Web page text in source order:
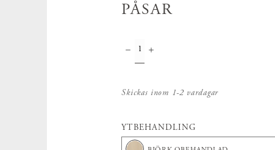
PÅSAR
Skickas inom 1-2 vardagar
YTBEHANDLING